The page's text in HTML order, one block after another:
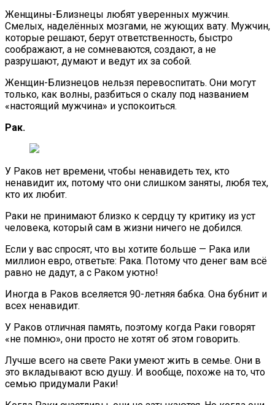
Женщины-Близнецы любят уверенных мужчин.
Смелых, наделённых мозгами, не жующих вату. Мужчин,
которые решают, берут ответственность, быстро
соображают, а не сомневаются, создают, а не
разрушают, думают и ведут их за собой.
Женщин-Близнецов нельзя перевоспитать. Они могут
только, как волны, разбиться о скалу под названием
«настоящий мужчина» и успокоиться.
Рак.
У Раков нет времени, чтобы ненавидеть тех, кто
ненавидит их, потому что они слишком заняты, любя тех,
кто их любит.
Раки не принимают близко к сердцу ту критику из уст
человека, который сам в жизни ничего не добился.
Если у вас спросят, что вы хотите больше — Рака или
миллион евро, ответьте: Рака. Потому что денег вам всё
равно не дадут, а с Раком уютно!
Иногда в Раков вселяется 90-летняя бабка. Она бубнит и
всех ненавидит.
У Раков отличная память, поэтому когда Раки говорят
«не помню», они просто не хотят об этом говорить.
Лучше всего на свете Раки умеют жить в семье. Они в
это вкладывают всю душу. И вообще, похоже на то, что
семью придумали Раки!